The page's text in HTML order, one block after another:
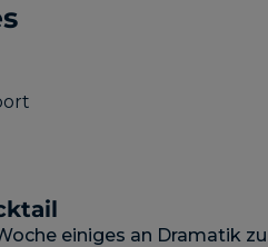
einiges an Dramatik zu